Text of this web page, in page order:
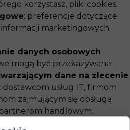
korzystasz, pliki cookies.
: preferencje dotyczące
marketingowych.
danych osobowych
mogą być przekazywane:
dane na zlecenie
: dostawcom usług IT, firmom
zajmującym się obsługą
partnerom handlowym.